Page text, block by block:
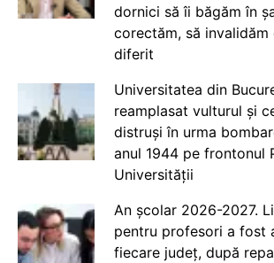
dornici să îi băgăm în
corectăm, să invalidăm
diferit
Universitatea din
reamplasat vulturul și
distruși în urma
anul 1944 pe frontonul
Universității
An școlar 2026-2027.
pentru profesori a fost
fiecare județ, după